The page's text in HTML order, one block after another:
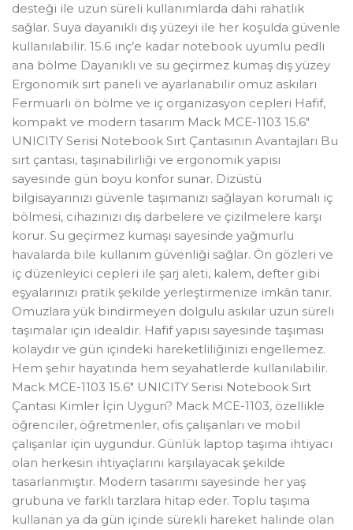
desteği ile uzun süreli kullanımlarda dahi rahatlık
sağlar. Suya dayanıklı dış yüzeyi ile her koşulda güvenle
kullanılabilir. 15.6 inç’e kadar notebook uyumlu pedli
ana bölme Dayanıklı ve su geçirmez kumaş dış yüzey
Ergonomik sırt paneli ve ayarlanabilir omuz askıları
Fermuarlı ön bölme ve iç organizasyon cepleri Hafif,
kompakt ve modern tasarım Mack MCE-1103 15.6″
UNICITY Serisi Notebook Sırt Çantasının Avantajları Bu
sırt çantası, taşınabilirliği ve ergonomik yapısı
sayesinde gün boyu konfor sunar. Dizüstü
bilgisayarınızı güvenle taşımanızı sağlayan korumalı iç
bölmesi, cihazınızı dış darbelere ve çizilmelere karşı
korur. Su geçirmez kumaşı sayesinde yağmurlu
havalarda bile kullanım güvenliği sağlar. Ön gözleri ve
iç düzenleyici cepleri ile şarj aleti, kalem, defter gibi
eşyalarınızı pratik şekilde yerleştirmenize imkân tanır.
Omuzlara yük bindirmeyen dolgulu askılar uzun süreli
taşımalar için idealdir. Hafif yapısı sayesinde taşıması
kolaydır ve gün içindeki hareketliliğinizi engellemez.
Hem şehir hayatında hem seyahatlerde kullanılabilir.
Mack MCE-1103 15.6″ UNICITY Serisi Notebook Sırt
Çantası Kimler İçin Uygun? Mack MCE-1103, özellikle
öğrenciler, öğretmenler, ofis çalışanları ve mobil
çalışanlar için uygundur. Günlük laptop taşıma ihtiyacı
olan herkesin ihtiyaçlarını karşılayacak şekilde
tasarlanmıştır. Modern tasarımı sayesinde her yaş
grubuna ve farklı tarzlara hitap eder. Toplu taşıma
kullanan ya da gün içinde sürekli hareket halinde olan